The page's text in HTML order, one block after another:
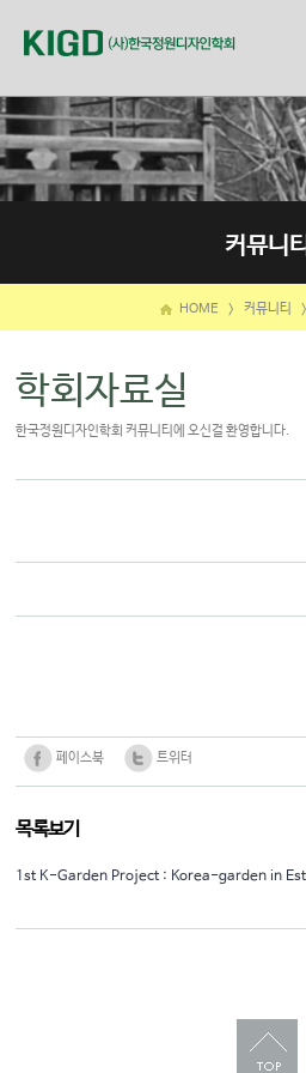
커뮤니티
HOME > 커뮤니티 >
학회자료실
한국정원디자인학회 커뮤니티에 오신걸 환영합니다.
페이스북 트위터
목록보기
1st K-Garden Project : Korea-garden in